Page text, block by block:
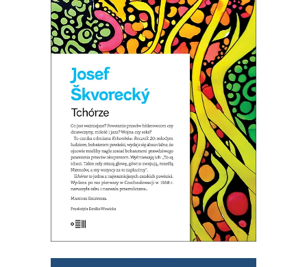
TCHÓRZE (ebook)
NOWE WYDANIE KULTOWEJ
69.00zł 34.50zł
E-BOOK DO KOSZYKA